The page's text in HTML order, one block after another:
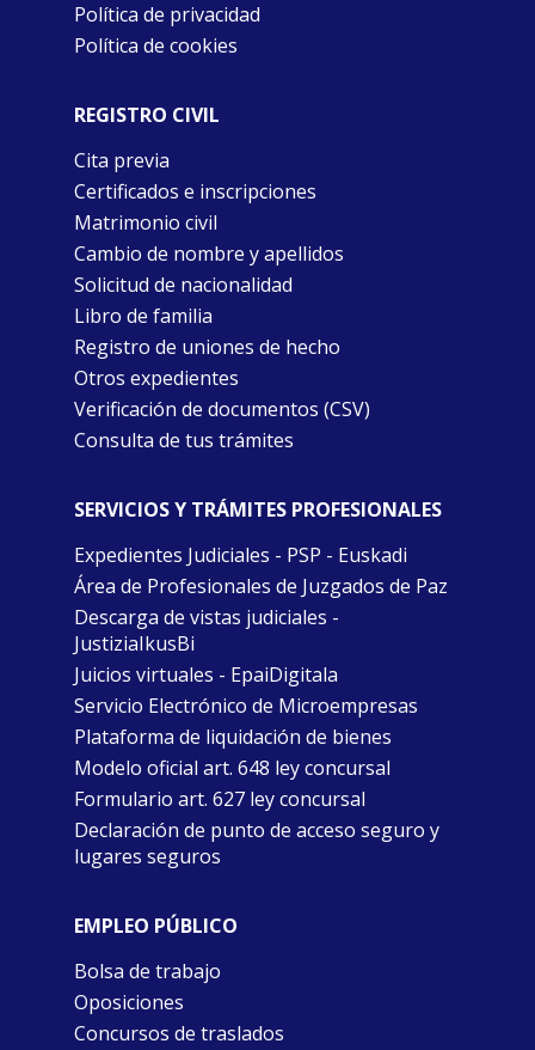
Política de privacidad
Política de cookies
REGISTRO CIVIL
Cita previa
Certificados e inscripciones
Matrimonio civil
Cambio de nombre y apellidos
Solicitud de nacionalidad
Libro de familia
Registro de uniones de hecho
Otros expedientes
Verificación de documentos (CSV)
Consulta de tus trámites
SERVICIOS Y TRÁMITES PROFESIONALES
Expedientes Judiciales - PSP - Euskadi
Área de Profesionales de Juzgados de Paz
Descarga de vistas judiciales -
JustiziaIkusBi
Juicios virtuales - EpaiDigitala
Servicio Electrónico de Microempresas
Plataforma de liquidación de bienes
Modelo oficial art. 648 ley concursal
Formulario art. 627 ley concursal
Declaración de punto de acceso seguro y
lugares seguros
EMPLEO PÚBLICO
Bolsa de trabajo
Oposiciones
Concursos de traslados